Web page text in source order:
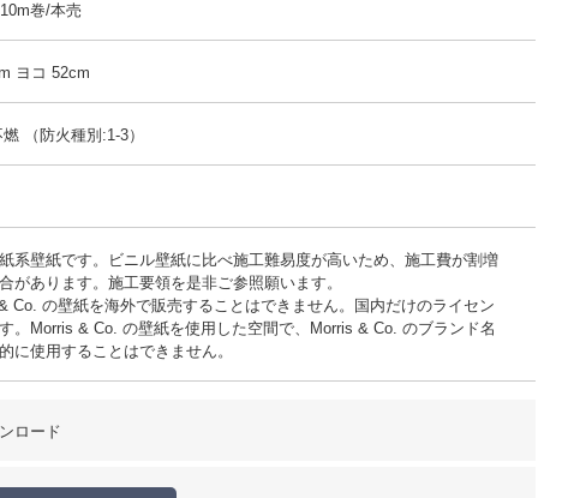
巻/本売
ヨコ 52cm
（防火種別:1-3）
系壁紙です。ビニル壁紙に比べ施工難易度が高いため、施工費が割増
があります。施工要領を是非ご参照願います。
Co. の壁紙を海外で販売することはできません。国内だけのライセン
。Morris & Co. の壁紙を使用した空間で、Morris & Co. のブランド名
に使用することはできません。
ロード